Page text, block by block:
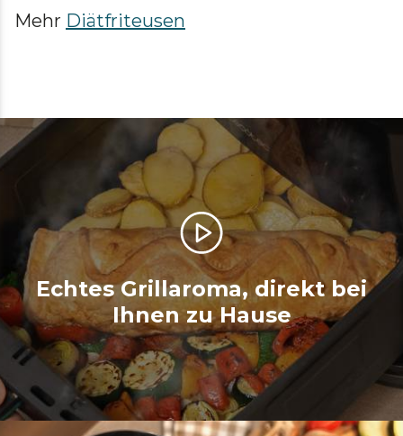
Mehr Diätfriteusen
Echtes Grillaroma, direkt bei
Ihnen zu Hause